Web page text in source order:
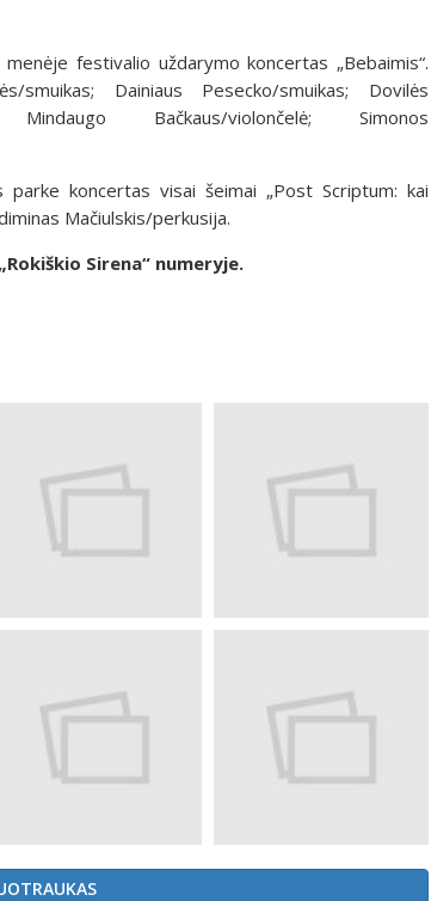
festivalio uždarymo koncertas „Bebaimis“.
smuikas; Dainiaus Pesecko/smuikas; Dovilės
Bačkaus/violončelė; Simonos
parke koncertas visai šeimai „Post Scriptum: kai
Mačiulskis/perkusija.
Sirena“ numeryje.